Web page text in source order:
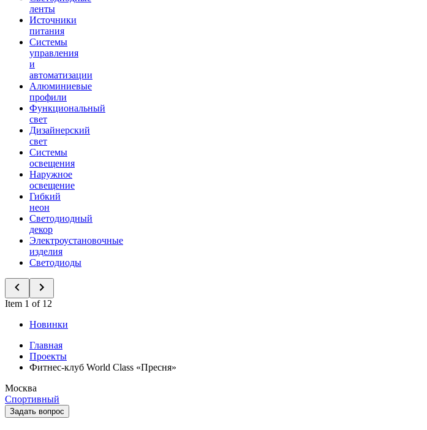
ленты
Источники
питания
Системы
управления
и
автоматизации
Алюминиевые
профили
Функциональный
свет
Дизайнерский
свет
Системы
освещения
Наружное
освещение
Гибкий
неон
Светодиодный
декор
Электроустановочные
изделия
Светодиоды
Item 1 of 12
Новинки
Главная
Проекты
Фитнес-клуб World Class «Пресня»
Москва
Спортивный
Задать вопрос